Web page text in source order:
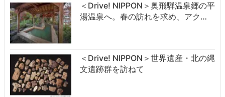
＜Drive! NIPPON＞奥飛騨温泉郷の平
湯温泉へ。春の訪れを求め、アク…
＜Drive! NIPPON＞世界遺産・北の縄
文遺跡群を訪ねて